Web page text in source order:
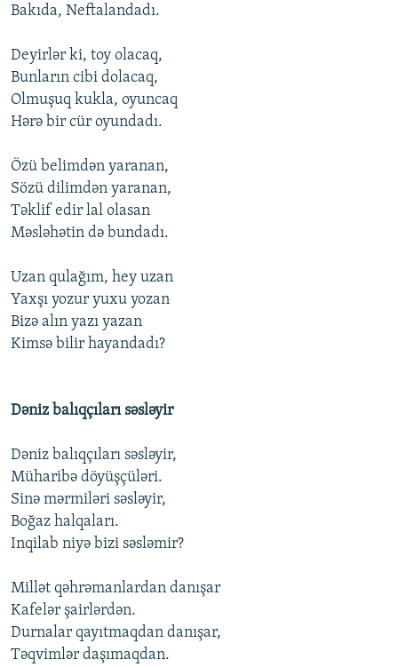
Bakıda, Neftalandadı.
Deyirlər ki, toy olacaq,
Bunların cibi dolacaq,
Olmuşuq kukla, oyuncaq
Hərə bir cür oyundadı.
Özü belimdən yaranan,
Sözü dilimdən yaranan,
Təklif edir lal olasan
Məsləhətin də bundadı.
Uzan qulağım, hey uzan
Yaxşı yozur yuxu yozan
Bizə alın yazı yazan
Kimsə bilir hayandadı?
Dəniz balıqçıları səsləyir
Dəniz balıqçıları səsləyir,
Müharibə döyüşçüləri.
Sinə mərmiləri səsləyir,
Boğaz halqaları.
Inqilab niyə bizi səsləmir?
Millət qəhrəmanlardan danışar
Kafelər şairlərdən.
Durnalar qayıtmaqdan danışar,
Təqvimlər daşımaqdan.